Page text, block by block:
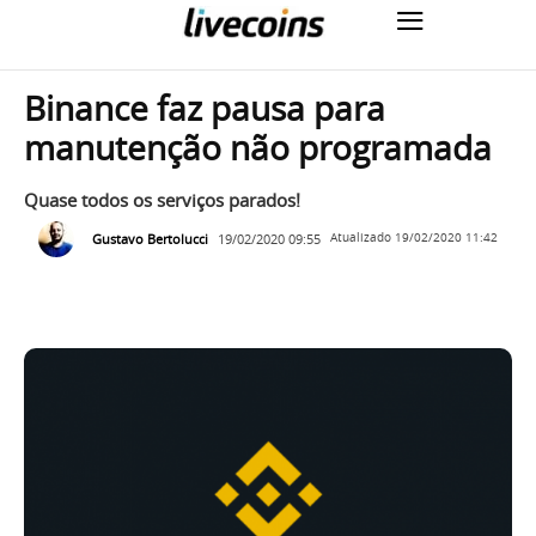
Binance faz pausa para
manutenção não programada
Quase todos os serviços parados!
Gustavo Bertolucci 19/02/2020 09:55 Atualizado 19/02/2020 11:42